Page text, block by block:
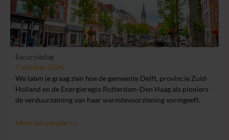
Excursiedag
7 oktober 2026
We laten je graag zien hoe de gemeente Delft, provincie Zuid-
Holland en de Energieregio Rotterdam-Den Haag als pioniers
de verduurzaming van haar warmtevoorziening vormgeeft.
Meer informatie >>